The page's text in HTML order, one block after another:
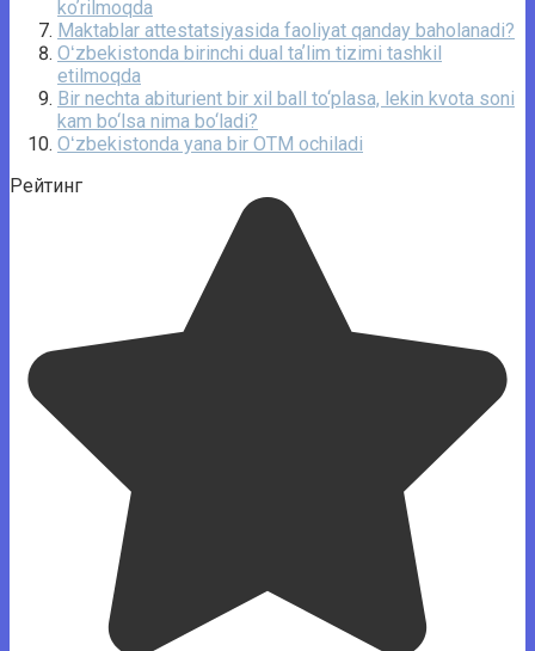
koʼrilmoqda
Maktablar attestatsiyasida faoliyat qanday baholanadi?
Oʻzbekistonda birinchi dual taʼlim tizimi tashkil
etilmoqda
Bir nechta abiturient bir xil ball to‘plasa, lekin kvota soni
kam bo‘lsa nima bo‘ladi?
Oʻzbekistonda yana bir OTM ochiladi
Рейтинг